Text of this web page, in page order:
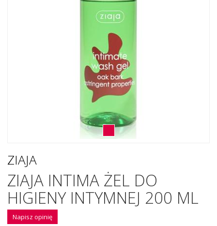
ZIAJA
ZIAJA INTIMA ŻEL DO
HIGIENY INTYMNEJ 200 ML
Napisz opinię